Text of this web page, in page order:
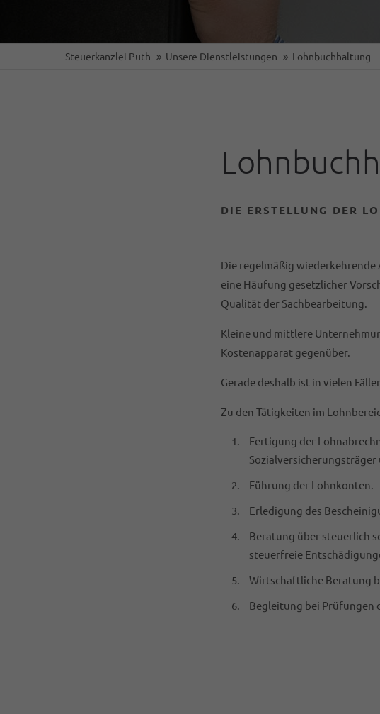
Steuerkanzlei Puth Unsere Dienstleistungen Lohnbuchhaltung
DIE ERSTELLUNG DER
Die regelmäßig
eine Häufung gesetzlicher
Qualität der Sachbearbeitung.
Kleine und mittlere
Kostenapparat gegenüber.
Gerade deshalb ist in vielen
Zu den Tätigkeiten im
Fertigung der
Führung der Lohnkonten.
Erledigung des
Beratung über steuerlich
steuerfreie
Wirtschaftliche Beratung
Begleitung bei Prüfungen